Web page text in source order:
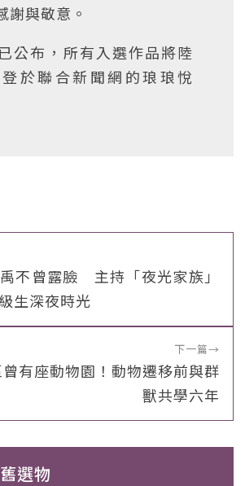
謝與敬意。
公布，所有入選作品將陸
於聯合新聞網的琅琅悅
不曾露臉 主持「夜光家族」
生深夜時光
下一篇→
有座動物園！動物遷移前與群
獸共學六年
選物